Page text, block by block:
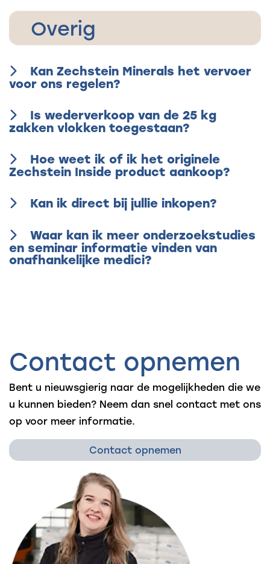
Overig
Kan Zechstein Minerals het vervoer
voor ons regelen?
Is wederverkoop van de 25 kg
zakken vlokken toegestaan?
Hoe weet ik of ik het originele
Zechstein Inside product aankoop?
Kan ik direct bij jullie inkopen?
Waar kan ik meer onderzoekstudies
en seminar informatie vinden van
onafhankelijke medici?
Contact opnemen
Bent u nieuwsgierig naar de mogelijkheden die we
u kunnen bieden? Neem dan snel contact met ons
op voor meer informatie.
Contact opnemen